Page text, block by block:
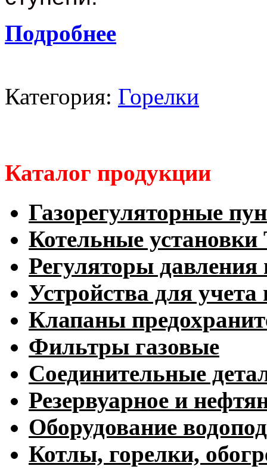
Подробнее
Категория: Горелки
Каталог продукции
Газорегуляторные
Котельные
Регуляторы давления
Устройства для учета
Клапаны
Фильтры газовые
Соединительные
Резервуарное и
Оборудование
Котлы, горелки,